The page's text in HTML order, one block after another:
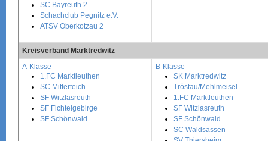
SC Bayreuth 2
Schachclub Pegnitz e.V.
ATSV Oberkotzau 2
Kreisverband Marktredwitz
A-Klasse
1.FC Marktleuthen
SC Mitterteich
SF Witzlasreuth
SF Fichtelgebirge
SF Schönwald
B-Klasse
SK Marktredwitz
Tröstau/Mehlmeisel
1.FC Marktleuthen
SF Witzlasreuth
SF Schönwald
SC Waldsassen